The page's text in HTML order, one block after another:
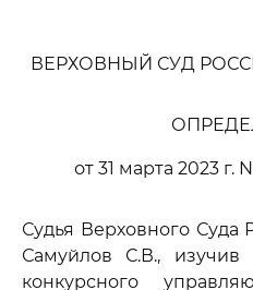
ВЕРХОВНЫЙ СУД
от 31 марта 2023 г.
Судья Верховного Суда
Самуйлов С.В., изучив
конкурсного